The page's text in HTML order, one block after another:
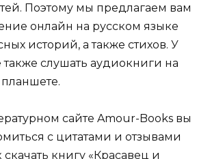
Поэтому мы предлагаем вам
онлайн на русском языке
историй, а также стихов. У
слушать аудиокниги на
сайте Amour-Books вы
с цитатами и отзывами
книгу «Красавец и